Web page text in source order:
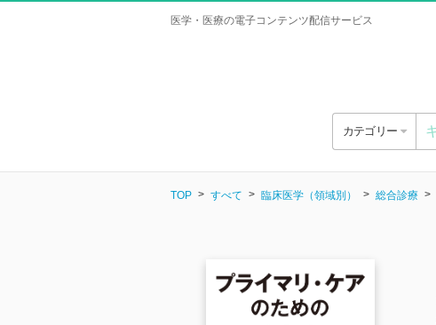
医学・医療の電子コンテンツ配信サービス
カテゴリー
TOP すべて 臨床医学（領域別） 総合診療